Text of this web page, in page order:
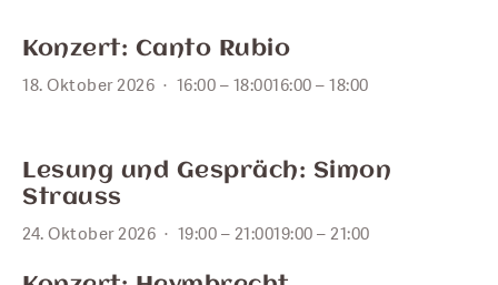
Konzert: Canto Rubio
18. Oktober 2026
16:00 – 18:0016:00 – 18:00
Lesung und Gespräch: Simon
Strauss
24. Oktober 2026
19:00 – 21:0019:00 – 21:00